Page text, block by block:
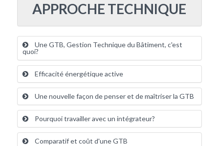
APPROCHE TECHNIQUE
Une GTB, Gestion Technique du Bâtiment, c'est
quoi?
Efficacité énergétique active
Une nouvelle façon de penser et de maîtriser la GTB
Pourquoi travailler avec un intégrateur?
Comparatif et coût d'une GTB